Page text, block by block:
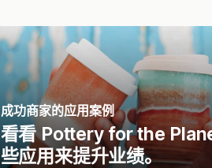
成功商家的应用案例
看看 Pottery for the
些应用来提升业绩。